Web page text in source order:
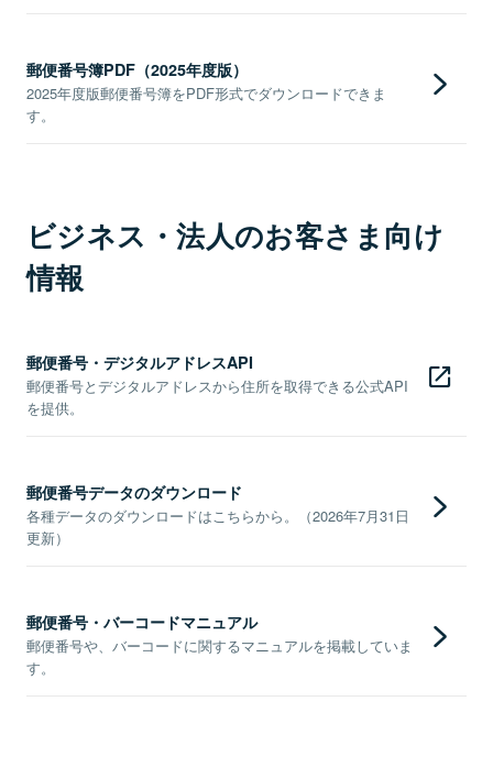
郵便番号簿PDF（2025年度版）
2025年度版郵便番号簿をPDF形式でダウンロードできま
す。
ビジネス・法人のお客さま向け
情報
郵便番号・デジタルアドレスAPI
郵便番号とデジタルアドレスから住所を取得できる公式API
を提供。
郵便番号データのダウンロード
各種データのダウンロードはこちらから。（2026年7月31日
更新）
郵便番号・バーコードマニュアル
郵便番号や、バーコードに関するマニュアルを掲載していま
す。